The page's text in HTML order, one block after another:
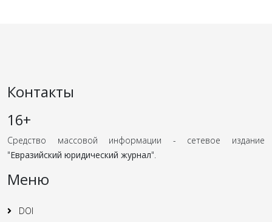
Контакты
16+
Средство массовой информации - сетевое издание
"Евразийский юридический журнал".
Меню
DOI